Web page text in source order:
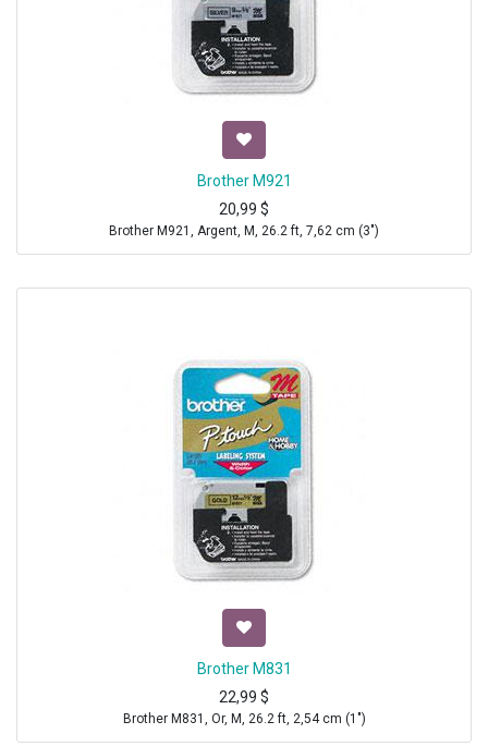
Brother M921
20,99 $
Brother M921, Argent, M, 26.2 ft, 7,62 cm (3")
Brother M831
22,99 $
Brother M831, Or, M, 26.2 ft, 2,54 cm (1")